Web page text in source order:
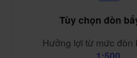
Tùy chọn đòn
Hưởng lợi từ mức đòn
.